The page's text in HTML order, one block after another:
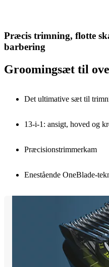
Præcis trimning, flotte
barbering
Groomingsæt til
Det ultimative sæt til
13-i-1: ansigt, hoved og
Præcisionstrimmerkam
Enestående OneBlade-